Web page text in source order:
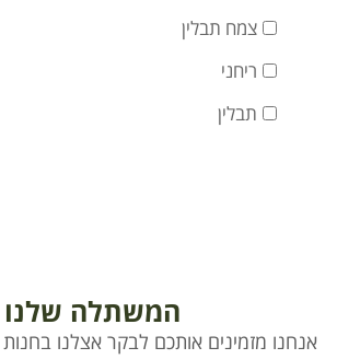
צמח תבלין
ריחני
תבלין
המשתלה שלנו
אנחנו מזמינים אותכם לבקר אצלנו